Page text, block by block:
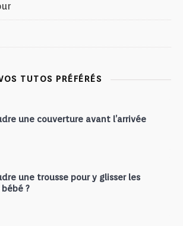
TUTOS PRÉFÉRÉS
une couverture avant l’arrivée
une trousse pour y glisser les
?